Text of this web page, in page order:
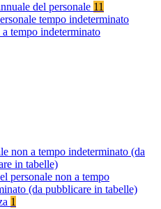
del personale 11
tempo indeterminato
a tempo indeterminato
non a tempo indeterminato (da
in tabelle)
personale non a tempo
(da pubblicare in tabelle)
1